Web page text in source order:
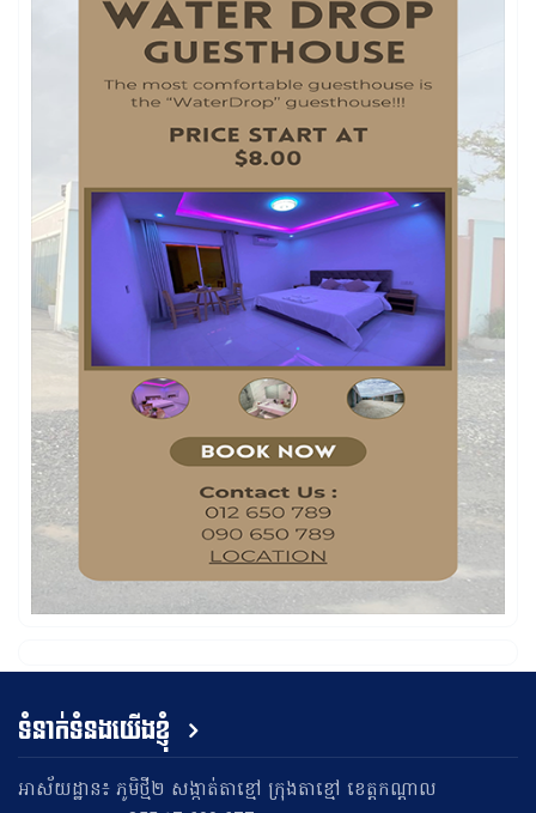
ទំនាក់ទំនងយើងខ្ញុំ
អាស័យដ្ឋាន៖ ភូមិថ្មី២ សង្កាត់តាខ្មៅ ក្រុងតាខ្មៅ ខេត្តកណ្តាល